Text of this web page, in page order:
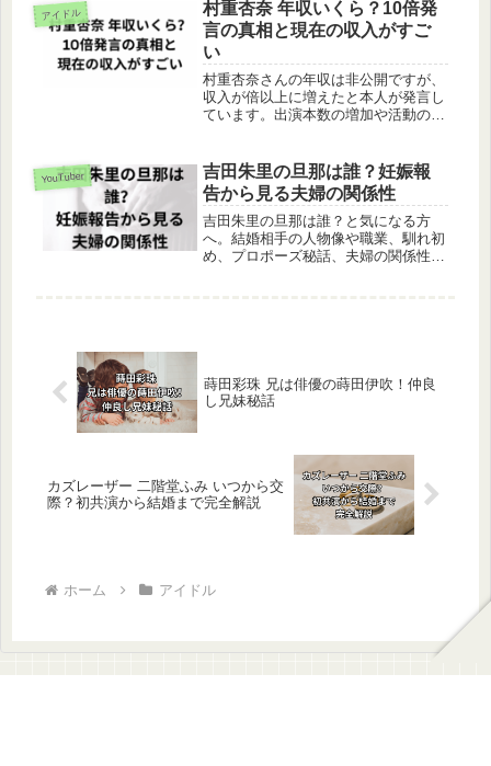
識、2015年9月11日に入籍発表、2016
年10月31日と2018年9月1日に娘2人が
誕生。無理に盛らず節目の数字で2人
の馴れ初めをスッキリまとめました。
アイドル
村重杏奈 年収いくら？10倍発
言の真相と現在の収入がすご
い
村重杏奈さんの年収は非公開ですが、
収入が倍以上に増えたと本人が発言し
ています。出演本数の増加や活動の広
やすく解説します。
YouTuber
吉田朱里の旦那は誰？妊娠報
告から見る夫婦の関係性
吉田朱里の旦那は誰？と気になる方
へ。結婚相手の人物像や職業、馴れ初
め、プロポーズ秘話、夫婦の関係性ま
蒔田彩珠 兄は俳優の蒔田伊吹！仲良
し兄妹秘話
カズレーザー 二階堂ふみ いつから交
際？初共演から結婚まで完全解説
ホーム アイドル